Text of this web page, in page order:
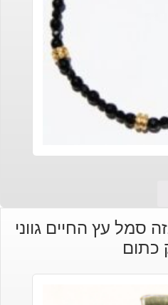
סמל עץ החיים גווני
כתום